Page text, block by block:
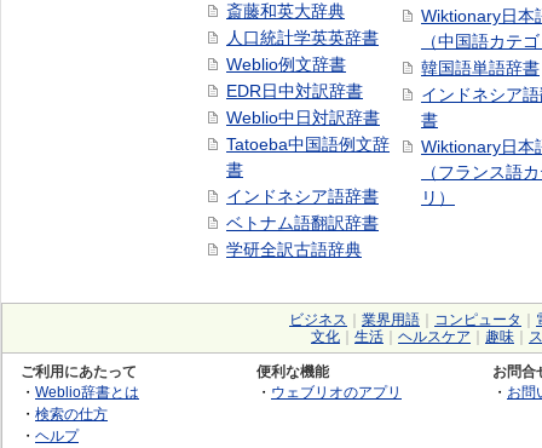
斎藤和英大辞典
人口統計学英英辞書
Weblio例文辞書
EDR日中対訳辞書
Weblio中日対訳辞書
Tatoeba中国語例文辞
書
インドネシア語辞書
ベトナム語翻訳辞書
学研全訳古語辞典
Wiktionary日本
（中国語カテ
韓国語単語辞書
インドネシア
書
Wiktionary日本
（フランス語
リ）
ビジネス 業界用語 コンピュータ
文化
生活 ヘルスケア 趣味
ご利用にあたって
・ Weblio辞書とは
・ 検索の仕方
・ ヘルプ
便利な機能
・ ウェブリオのアプリ
お問合
・ お問